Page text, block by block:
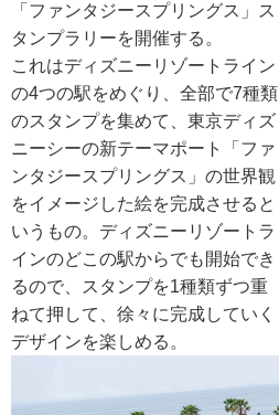
「ファンタジースプリングス」ス
タンプラリーを開催する。
これはディズニーリゾートライン
の4つの駅をめぐり、全部で7種類
のスタンプを集めて、東京ディズ
ニーシーの新テーマポート「ファ
ンタジースプリングス」の世界観
をイメージした絵を完成させると
いうもの。ディズニーリゾートラ
インのどこの駅からでも開始でき
るので、スタンプを1種類ずつ重
ねて押して、徐々に完成していく
デザインを楽しめる。